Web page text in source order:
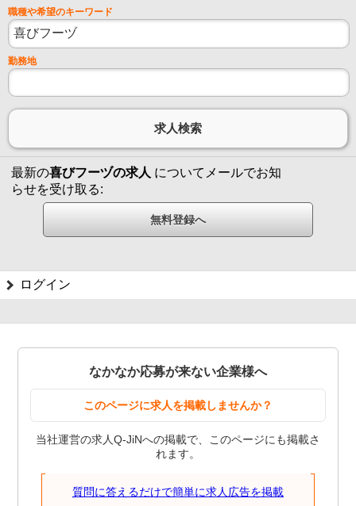
職種や希望のキーワード
勤務地
最新の喜びフーヅの求人 についてメールでお知
らせを受け取る:
ログイン
なかなか応募が来ない企業様へ
このページに求人を掲載しませんか？
当社運営の求人Q-JiNへの掲載で、このページにも掲載さ
れます。
質問に答えるだけで簡単に求人広告を掲載